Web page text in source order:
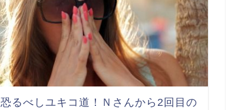
恐るべしユキコ道！Ｎさんから2回目の